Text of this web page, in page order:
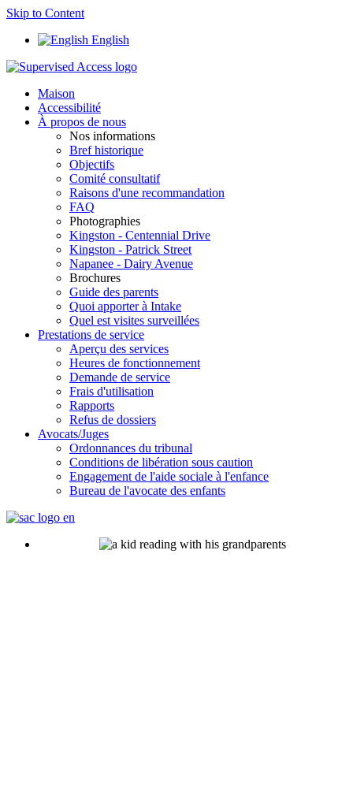
Skip to Content
English
Maison
Accessibilité
À propos de nous
Nos informations
Bref historique
Objectifs
Comité consultatif
Raisons d'une recommandation
FAQ
Photographies
Kingston - Centennial Drive
Kingston - Patrick Street
Napanee - Dairy Avenue
Brochures
Guide des parents
Quoi apporter à Intake
Quel est visites surveillées
Prestations de service
Aperçu des services
Heures de fonctionnement
Demande de service
Frais d'utilisation
Rapports
Refus de dossiers
Avocats/Juges
Ordonnances du tribunal
Conditions de libération sous caution
Engagement de l'aide sociale à l'enfance
Bureau de l'avocate des enfants